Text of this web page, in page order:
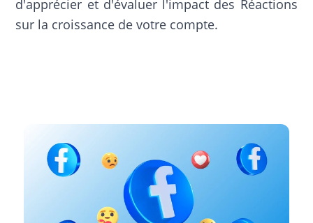
d'apprécier et d'évaluer l'impact des Réactions
sur la croissance de votre compte.